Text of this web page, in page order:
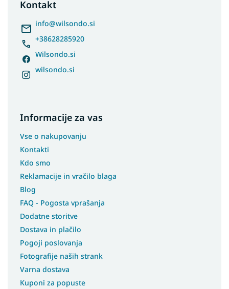
Kontakt
info@wilsondo.si
+38628285920
Wilsondo.si
wilsondo.si
Informacije za vas
Vse o nakupovanju
Kontakti
Kdo smo
Reklamacije in vračilo blaga
Blog
FAQ - Pogosta vprašanja
Dodatne storitve
Dostava in plačilo
Pogoji poslovanja
Fotografije naših strank
Varna dostava
Kuponi za popuste